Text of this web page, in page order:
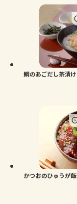
鯛のあごだし茶漬け
かつおのひゅうが飯